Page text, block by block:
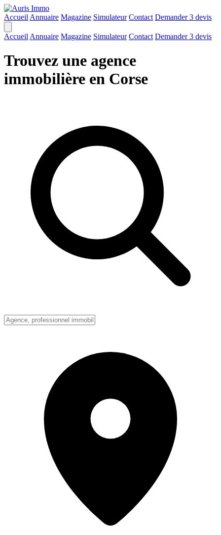
Accueil Annuaire Magazine Simulateur Contact Demander 3 devis
Accueil Annuaire Magazine Simulateur Contact Demander 3 devis
Trouvez une agence
immobilière en Corse